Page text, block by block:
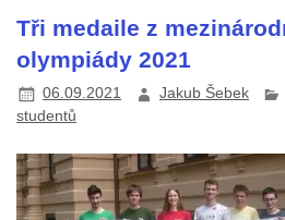
Tři medaile z
olympiády 2021
06.09.2021 Jakub Šebek
studentů